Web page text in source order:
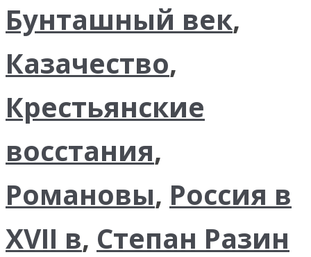
Бунташный век,
Казачество,
Крестьянские
восстания,
Романовы, Россия в
XVII в, Степан Разин